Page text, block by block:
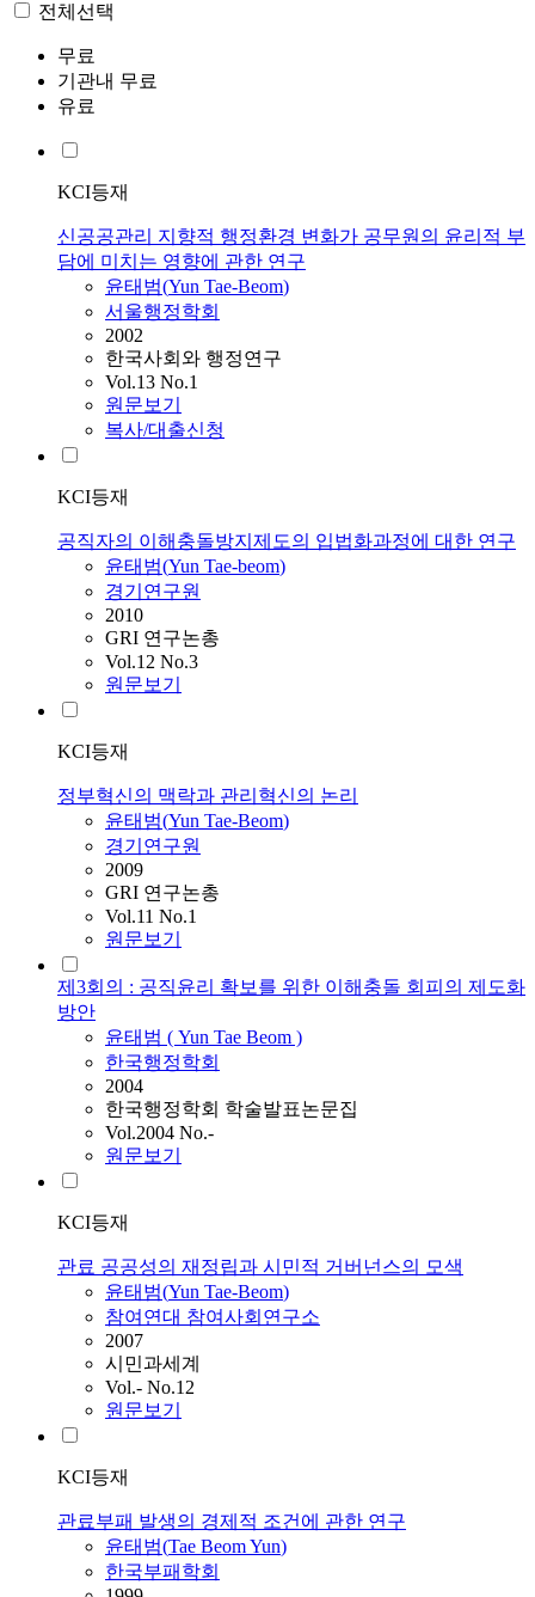
전체선택
무료
기관내 무료
유료
KCI등재
신공공관리 지향적 행정환경 변화가 공무원의 윤리적 부
담에 미치는 영향에 관한 연구
윤태범(Yun Tae-Beom)
서울행정학회
2002
한국사회와 행정연구
Vol.13 No.1
원문보기
복사/대출신청
KCI등재
공직자의 이해충돌방지제도의 입법화과정에 대한 연구
윤태범(Yun Tae-beom)
경기연구원
2010
GRI 연구논총
Vol.12 No.3
원문보기
KCI등재
정부혁신의 맥락과 관리혁신의 논리
윤태범(Yun Tae-Beom)
경기연구원
2009
GRI 연구논총
Vol.11 No.1
원문보기
제3회의 : 공직윤리 확보를 위한 이해충돌 회피의 제도화
방안
윤태범 ( Yun Tae Beom )
한국행정학회
2004
한국행정학회 학술발표논문집
Vol.2004 No.-
원문보기
KCI등재
관료 공공성의 재정립과 시민적 거버넌스의 모색
윤태범(Yun Tae-Beom)
참여연대 참여사회연구소
2007
시민과세계
Vol.- No.12
원문보기
KCI등재
관료부패 발생의 경제적 조건에 관한 연구
윤태범(Tae BeomYun)
한국부패학회